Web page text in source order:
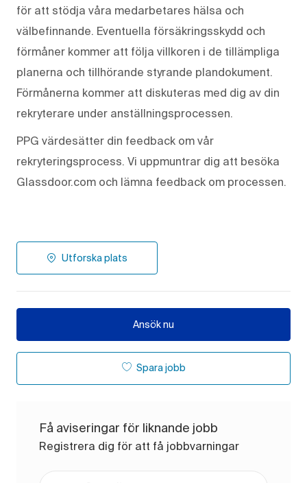
för att stödja våra medarbetares hälsa och
välbefinnande. Eventuella försäkringsskydd och
förmåner kommer att följa villkoren i de tillämpliga
planerna och tillhörande styrande plandokument.
Förmånerna kommer att diskuteras med dig av din
rekryterare under anställningsprocessen.
PPG värdesätter din feedback om vår
rekryteringsprocess. Vi uppmuntrar dig att besöka
Glassdoor.com och lämna feedback om processen.
Utforska plats
Ansök nu
Spara jobb
Få aviseringar för liknande jobb
Registrera dig för att få jobbvarningar